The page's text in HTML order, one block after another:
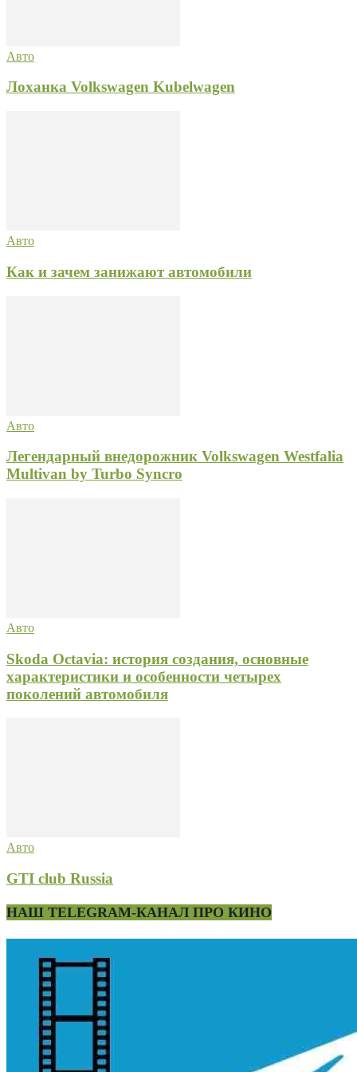
Авто
Лоханка Volkswagen Kubelwagen
Авто
Как и зачем занижают автомобили
Авто
Легендарный внедорожник Volkswagen Westfalia
Multivan by Turbo Syncro
Авто
Skoda Octavia: история создания, основные
характеристики и особенности четырех
поколений автомобиля
Авто
GTI club Russia
НАШ TELEGRAM-КАНАЛ ПРО КИНО